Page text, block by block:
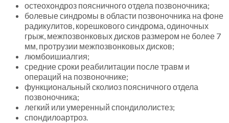
остеохондроз поясничного отдела позвоночника;
болевые синдромы в области позвоночника на фоне
радикулитов, корешкового синдрома, одиночных
грыж, межпозвонковых дисков размером не более 7
мм, протрузии межпозвонковых дисков;
люмбоишиалгия;
средние сроки реабилитации после травм и
операций на позвоночнике;
функциональный сколиоз поясничного отдела
позвоночника;
легкий или умеренный спондилолистез;
спондилоартроз.